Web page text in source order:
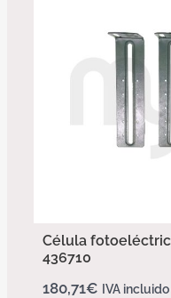
Célula
436710
180,71€ IVA incluido